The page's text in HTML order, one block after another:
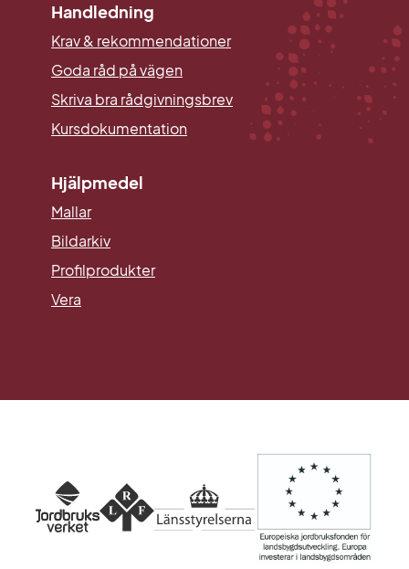
Handledning
Krav & rekommendationer
Goda råd på vägen
Skriva bra rådgivningsbrev
Kursdokumentation
Hjälpmedel
Mallar
BildarkivLänk till annan webbplats.
Profilprodukter
Vera